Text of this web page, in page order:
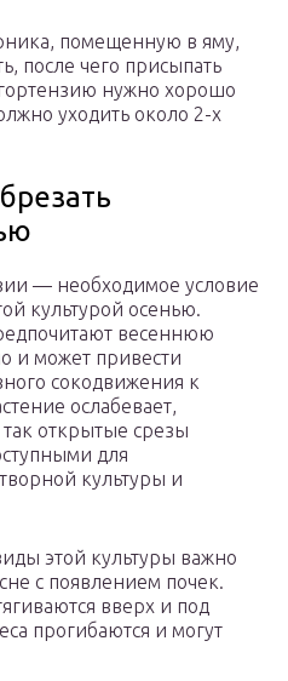
помещенную в яму,
после чего присыпать
нужно хорошо
уходить около 2-х
— необходимое условие
культурой осенью.
весеннюю
и может привести
сокодвижения к
ослабевает,
открытые срезы
для
культуры и
этой культуры важно
с появлением почек.
вверх и под
прогибаются и могут